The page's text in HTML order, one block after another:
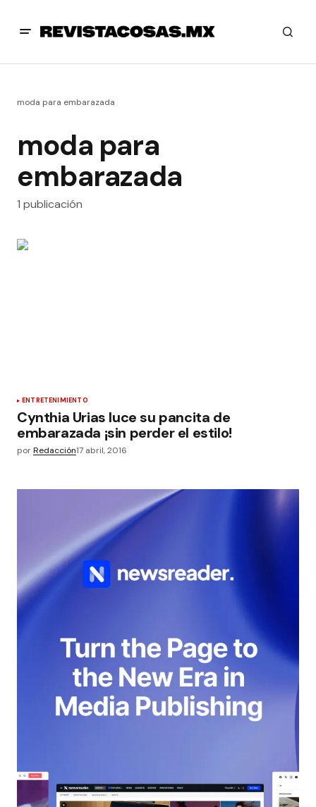
moda para embarazada
moda para
embarazada
1 publicación
ENTRETENIMIENTO
Cynthia Urias luce su pancita de
embarazada ¡sin perder el estilo!
porRedacción17 abril, 2016